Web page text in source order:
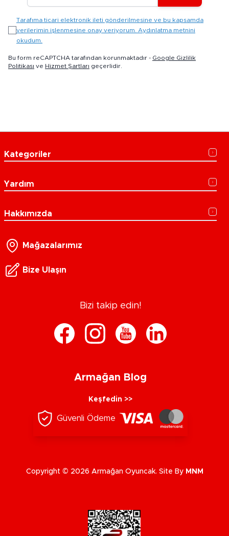
Tarafıma ticari elektronik ileti gönderilmesine ve bu kapsamda
verilerimin işlenmesine onay veriyorum. Aydınlatma metnini
okudum.
Bu form reCAPTCHA tarafından korunmaktadır - Google Gizlilik
Politikası ve Hizmet Şartları geçerlidir.
Kategoriler
Yardım
Hakkımızda
Mağazalarımız
Bize Ulaşın
Bizi takip edin!
Armağan Blog
Keşfedin >>
Güvenli Ödeme
Copyright © 2026 Armağan Oyuncak. Site By MNM